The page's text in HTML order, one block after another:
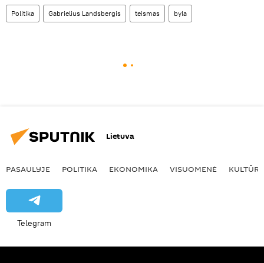
Politika Gabrielius Landsbergis teismas byla
Lietuva
PASAULYJE POLITIKA EKONOMIKA VISUOMENĖ KULTŪRA
Telegram